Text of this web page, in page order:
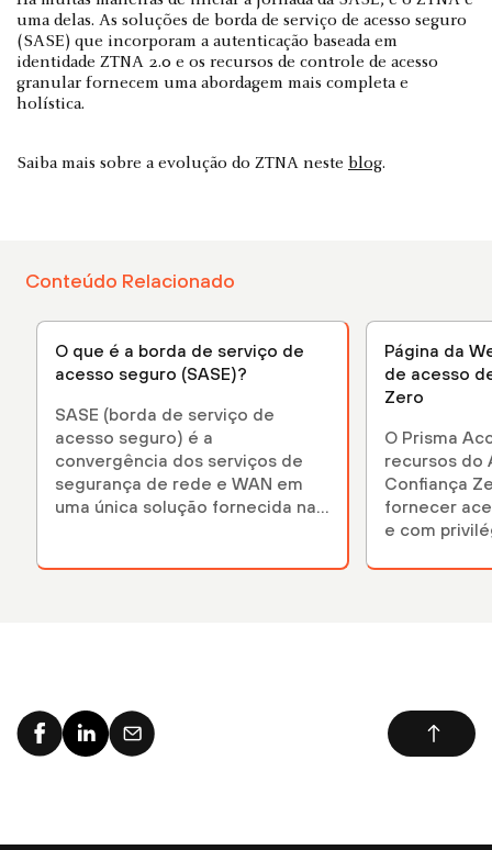
uma delas. As soluções de borda de serviço de acesso seguro
(SASE) que incorporam a autenticação baseada em
identidade ZTNA 2.0 e os recursos de controle de acesso
granular fornecem uma abordagem mais completa e
holística.
Saiba mais sobre a evolução do ZTNA neste blog.
Conteúdo Relacionado
O que é a borda de serviço de
acesso seguro (SASE)?
SASE (borda de serviço de
acesso seguro) é a
convergência dos serviços de
segurança de rede e WAN em
uma única solução fornecida na
Página da
de acesso
Zero
O Prisma
recursos do
Confiança
fornecer
e com